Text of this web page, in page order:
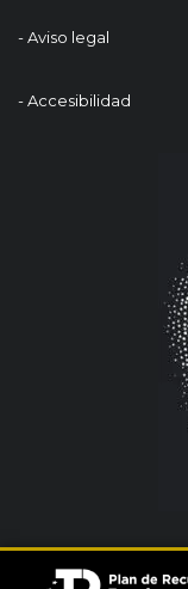
- Aviso legal
- Accesibilidad